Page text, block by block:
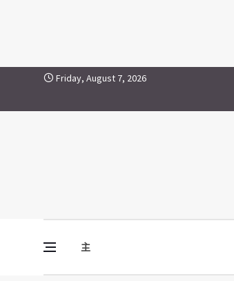
Skip to contentFriday, August 7, 2026
主
Vine Media
葡萄樹傳媒